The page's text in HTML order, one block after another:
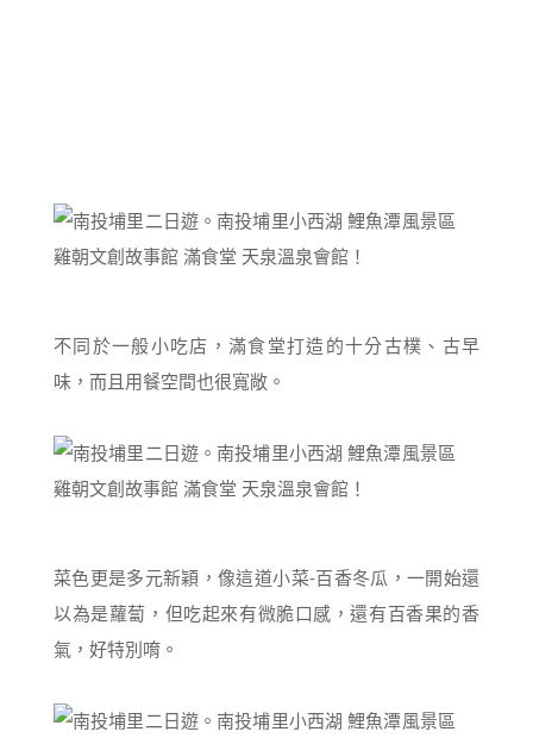
不同於一般小吃店，滿食堂打造的十分古樸、古早
味，而且用餐空間也很寬敞。
菜色更是多元新穎，像這道小菜-百香冬瓜，一開始還
以為是蘿蔔，但吃起來有微脆口感，還有百香果的香
氣，好特別唷。